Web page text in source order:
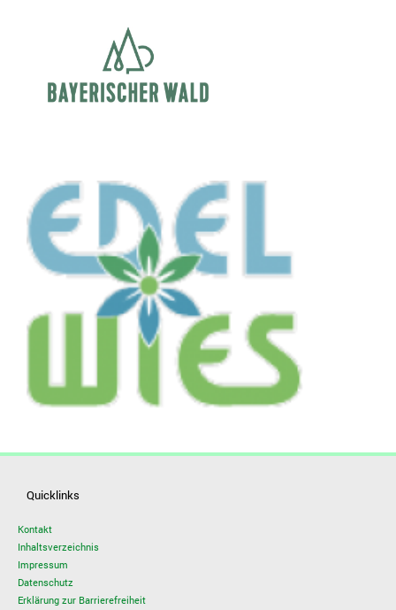
Quicklinks
Kontakt
Inhaltsverzeichnis
Impressum
Datenschutz
Erklärung zur Barrierefreiheit